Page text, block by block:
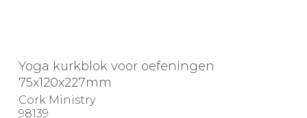
Yoga kurkblok voor oefeningen
75x120x227mm
Cork Ministry
98139